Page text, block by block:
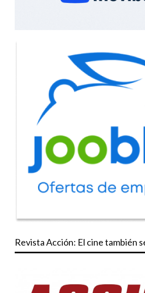
Revista Acción: El cine también